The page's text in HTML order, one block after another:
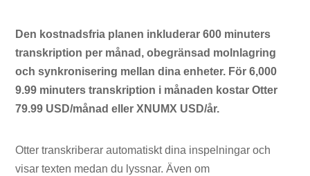
Den kostnadsfria planen inkluderar 600 minuters
transkription per månad, obegränsad molnlagring
och synkronisering mellan dina enheter. För 6,000
9.99 minuters transkription i månaden kostar Otter
79.99 USD/månad eller XNUMX USD/år.
Otter transkriberar automatiskt dina inspelningar och
visar texten medan du lyssnar. Även om